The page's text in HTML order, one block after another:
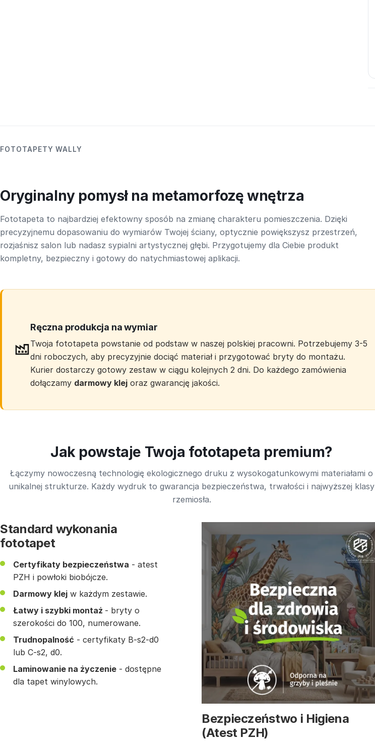
FOTOTAPETY WALLY
Oryginalny pomysł na metamorfozę wnętrza
Fototapeta to najbardziej efektowny sposób na zmianę charakteru pomieszczenia. Dzięki
precyzyjnemu dopasowaniu do wymiarów Twojej ściany, optycznie powiększysz przestrzeń,
rozjaśnisz salon lub nadasz sypialni artystycznej głębi. Przygotujemy dla Ciebie produkt
kompletny, bezpieczny i gotowy do natychmiastowej aplikacji.
Ręczna produkcja na wymiar
Twoja fototapeta powstanie od podstaw w naszej polskiej pracowni. Potrzebujemy 3-5
dni roboczych, aby precyzyjnie dociąć materiał i przygotować bryty do montażu.
Kurier dostarczy gotowy zestaw w ciągu kolejnych 2 dni. Do każdego zamówienia
dołączamy darmowy klej oraz gwarancję jakości.
Jak powstaje Twoja fototapeta premium?
Łączymy nowoczesną technologię ekologicznego druku z wysokogatunkowymi materiałami o
unikalnej strukturze. Każdy wydruk to gwarancja bezpieczeństwa, trwałości i najwyższej klasy
rzemiosła.
Standard wykonania
fototapet
Certyfikaty bezpieczeństwa - atest
PZH i powłoki biobójcze.
Darmowy klej w każdym zestawie.
Łatwy i szybki montaż - bryty o
szerokości do 100, numerowane.
Trudnopalność - certyfikaty B-s2-d0
lub C-s2, d0.
Laminowanie na życzenie - dostępne
dla tapet winylowych.
Bezpieczeństwo i Higiena
(Atest PZH)